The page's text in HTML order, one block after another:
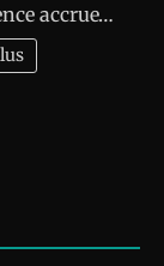
accrue…